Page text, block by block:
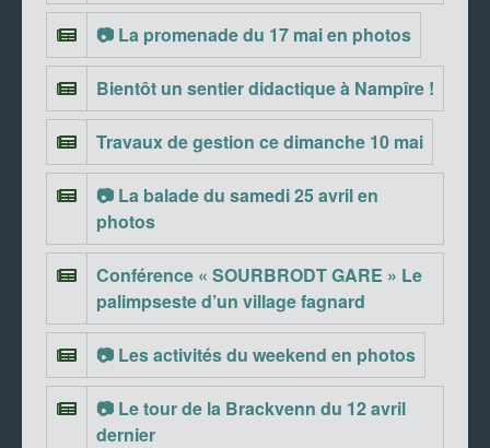
📷 La promenade du 17 mai en photos
Bientôt un sentier didactique à Nampîre !
Travaux de gestion ce dimanche 10 mai
📷 La balade du samedi 25 avril en
photos
Conférence « SOURBRODT GARE » Le
palimpseste d’un village fagnard
📷 Les activités du weekend en photos
📷 Le tour de la Brackvenn du 12 avril
dernier